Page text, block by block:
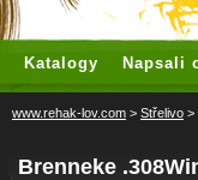
Katalogy Napsali
www.rehak-lov.com > Střelivo >
Brenneke